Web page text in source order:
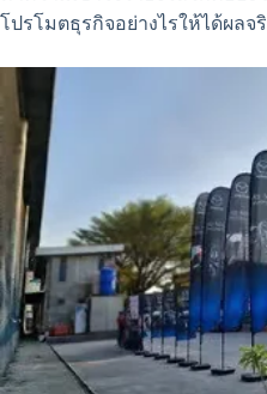
โปรโมตธุรกิจอย่างไรให้ได้ผลจ